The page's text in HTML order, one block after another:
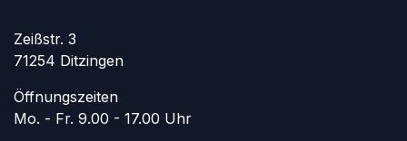
Zeißstr. 3
71254 Ditzingen
Öffnungszeiten
Mo. - Fr. 9.00 - 17.00 Uhr